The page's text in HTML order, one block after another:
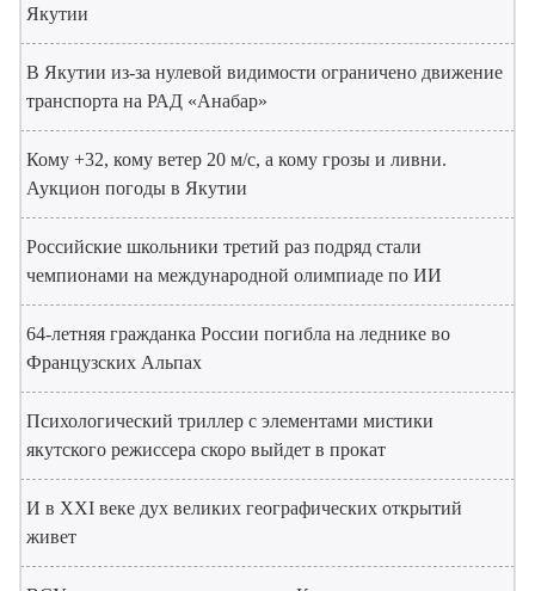
Якутии
В Якутии из-за нулевой видимости ограничено движение
транспорта на РАД «Анабар»
Кому +32, кому ветер 20 м/с, а кому грозы и ливни.
Аукцион погоды в Якутии
Российские школьники третий раз подряд стали
чемпионами на международной олимпиаде по ИИ
64-летняя гражданка России погибла на леднике во
Французских Альпах
Психологический триллер с элементами мистики
якутского режиссера скоро выйдет в прокат
И в XXI веке дух великих географических открытий
живет